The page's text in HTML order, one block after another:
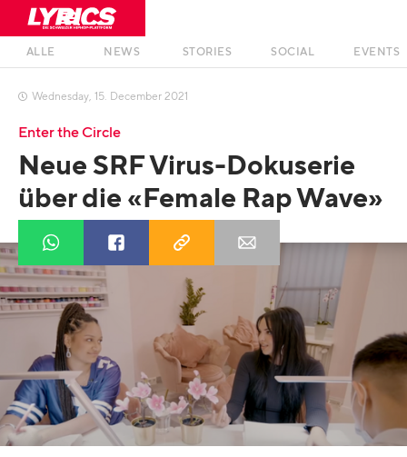
ALLE NEWS STORIES SOCIAL EVENTS
 Wednesday, 15. December 2021
Enter the Circle
Neue SRF Virus-Dokuserie
über die «Female Rap Wave»
Quelle: YouTube